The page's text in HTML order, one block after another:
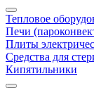
Тепловое
Печи
Плиты
Средства для
Кипятильники